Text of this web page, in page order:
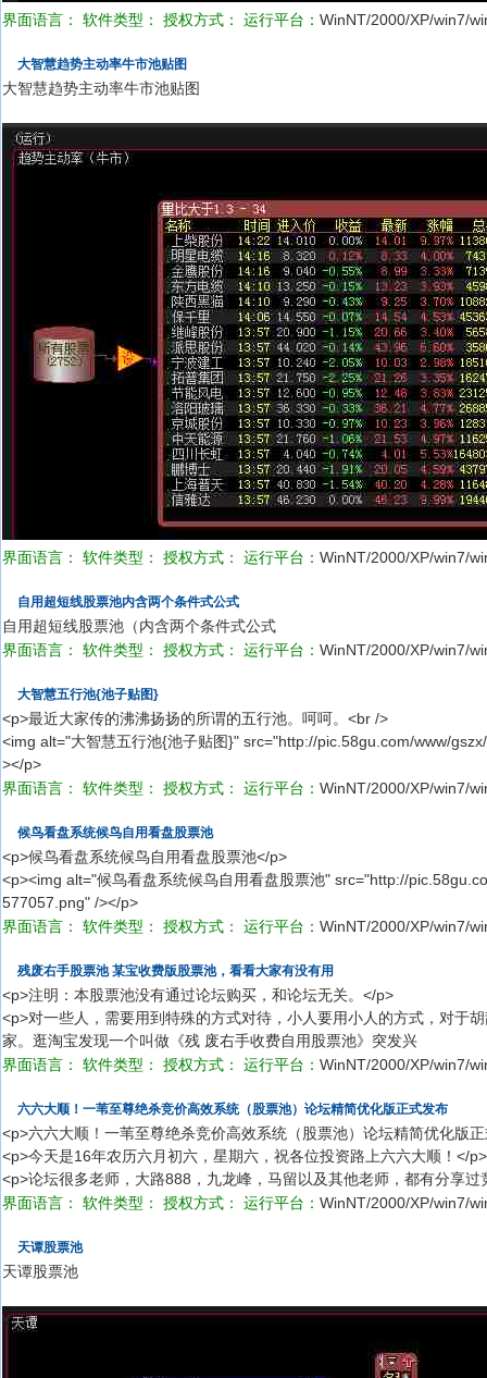
界面语言： 软件类型： 授权方式： 运行平台： WinNT/2000/XP/win7/
大智慧趋势主动率牛市池贴图
大智慧趋势主动率牛市池贴图
界面语言： 软件类型： 授权方式： 运行平台： WinNT/2000/XP/win7/
自用超短线股票池内含两个条件式公式
自用超短线股票池（内含两个条件式公式
界面语言：
软件类型： 授权方式： 运行平台： WinNT/2000/XP/win7/
大智慧五行池{池子贴图}
<p>最近大家传的沸沸扬扬的所谓的五行池。呵呵。<br />
<img alt="大智慧五行池{池子贴图}" src="http://pic.58gu.com/www/
></p>
界面语言：
软件类型： 授权方式： 运行平台： WinNT/2000/XP/win7/
候鸟看盘系统候鸟自用看盘股票池
<p>候鸟看盘系统候鸟自用看盘股票池</p>
<p><img alt="候鸟看盘系统候鸟自用看盘股票池" src="http://
577057.png" /></p>
界面语言：
软件类型： 授权方式： 运行平台： WinNT/2000/XP/win7/
残废右手股票池 某宝收费版股票池，看看大家有没有用
<p>注明：本股票池没有通过论坛购买，和论坛无关。</p>
<p>对一些人，需要用到特殊的方式对待，小人要用小人的方式，对于
家。逛淘宝发现一个叫做《残 废右手收费自用股票池》突发兴
界面语言：
软件类型： 授权方式： 运行平台： WinNT/2000/XP/win7/
六六大顺！一苇至尊绝杀竞价高效系统（股票池）论坛精简优化版正式发布
<p>六六大顺！一苇至尊绝杀竞价高效系统（股票池）论坛精简优化版
<p>今天是16年农历六月初六，星期六，祝各位投资路上六六大顺！</p>
<p>论坛很多老师，大路888，九龙峰，马留以及其他老师，都有分享过
界面语言：
软件类型： 授权方式： 运行平台： WinNT/2000/XP/win7/
天谭股票池
天谭股票池